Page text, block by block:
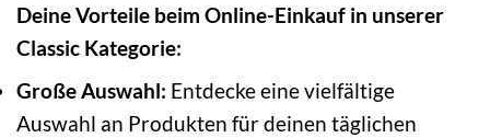
Deine Vorteile beim Online-Einkauf in unserer
Classic Kategorie:
Große Auswahl: Entdecke eine vielfältige
Auswahl an Produkten für deinen täglichen